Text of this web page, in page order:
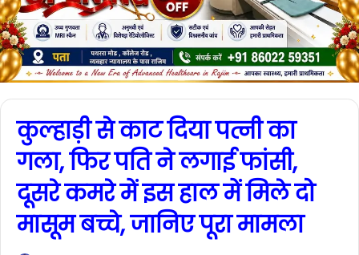
कुल्हाड़ी से काट दिया पत्नी का
गला, फिर पति ने लगाई फांसी,
दूसरे कमरे में इस हाल में मिले दो
मासूम बच्चे, जानिए पूरा मामला